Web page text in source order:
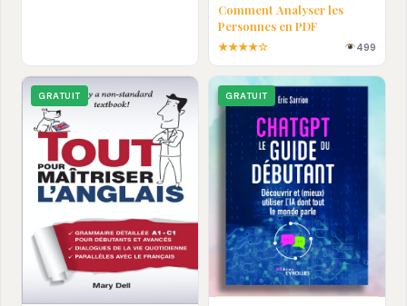
Comment Analyser les
Personnes en PDF
★★★★☆ 499
GRATUIT GRATUIT